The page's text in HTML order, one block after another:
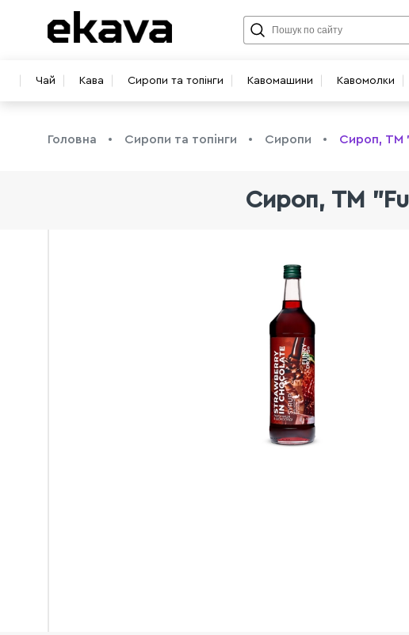
Чай Кава Сиропи та топінги Кавомашини Кавомолки
Головна Сиропи та топінги Сиропи Сироп, ТМ
Сироп, ТМ